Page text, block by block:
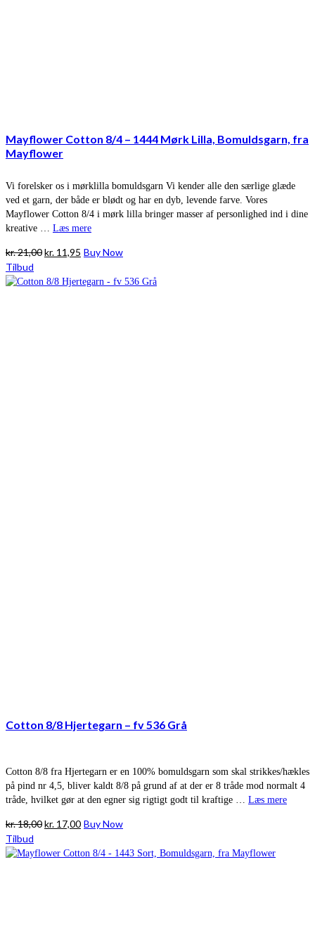
Mayflower Cotton 8/4 – 1444 Mørk Lilla, Bomuldsgarn, fra
Mayflower
Vi forelsker os i mørklilla bomuldsgarn Vi kender alle den særlige glæde
ved et garn, der både er blødt og har en dyb, levende farve. Vores
Mayflower Cotton 8/4 i mørk lilla bringer masser af personlighed ind i dine
kreative … Læs mere
kr.21,00Den
pris
kr. 11,95 Den
pris
Buy Now
Tilbud
Cotton 8/8 Hjertegarn – fv 536 Grå
Cotton 8/8 fra Hjertegarn er en 100% bomuldsgarn som skal strikkes/hækles
på pind nr 4,5, bliver kaldt 8/8 på grund af at der er 8 tråde mod normalt 4
tråde, hvilket gør at den egner sig rigtigt godt til kraftige … Læs mere
kr.18,00Den
pris
kr. 17,00Den
pris
Buy Now
Tilbud